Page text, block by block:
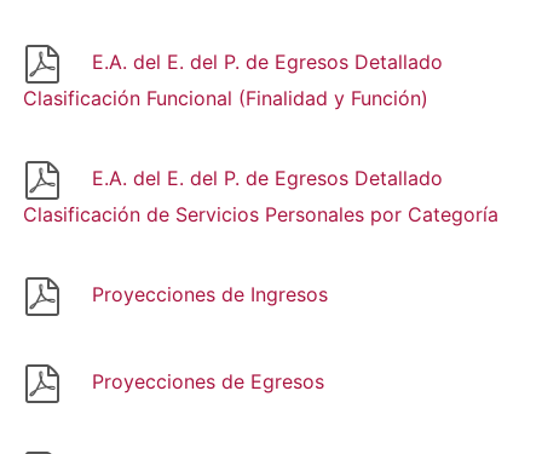
E.A. del E. del P. de Egresos Detallado
Clasificación Funcional (Finalidad y Función)
E.A. del E. del P. de Egresos Detallado
Clasificación de Servicios Personales por Categoría
Proyecciones de Ingresos
Proyecciones de Egresos